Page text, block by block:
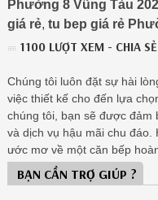
Phường 8 Vũng Tàu
giá rẻ, tu bep giá rẻ
1100 LƯỢT XEM - CHIA SẺ
Chúng tôi luôn đặt sự hài
việc thiết kế cho đến lựa
chúng tôi, bạn sẽ được đảm
và dịch vụ hậu mãi chu đáo.
ước mơ về một căn bếp
BẠN CẦN TRỢ GIÚP ?